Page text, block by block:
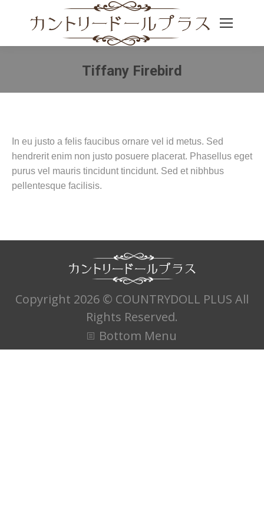
Tiffany Firebird
You are here:
In eu justo a felis faucibus ornare vel id metus. Sed
hendrerit enim non justo posuere placerat. Phasellus eget
purus vel mauris tincidunt tincidunt. Sed et nibhbus
pellentesque facilisis.
Copyright 2026 © COUNTRYDOLL PLUS All
Rights Reserved.
Bottom Menu